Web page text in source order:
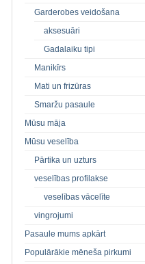
Garderobes veidošana
aksesuāri
Gadalaiku tipi
Manikīrs
Mati un frizūras
Smaržu pasaule
Mūsu māja
Mūsu veselība
Pārtika un uzturs
veselības profilakse
veselības vācelīte
vingrojumi
Pasaule mums apkārt
Populārākie mēneša pirkumi